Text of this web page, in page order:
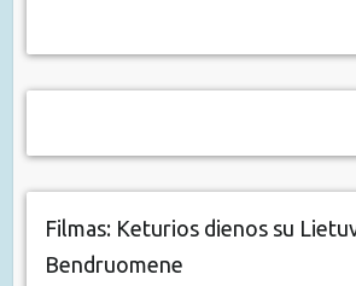
Filmas: Keturios dienos su
Bendruomene